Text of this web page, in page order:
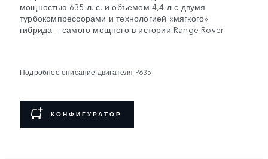
мощностью 635 л. с. и объемом 4,4 л с двумя
турбокомпрессорами и технологией «мягкого»
гибрида — самого мощного в истории Range Rover.
Подробное описание двигателя P635.
КОНФИГУРАТОР